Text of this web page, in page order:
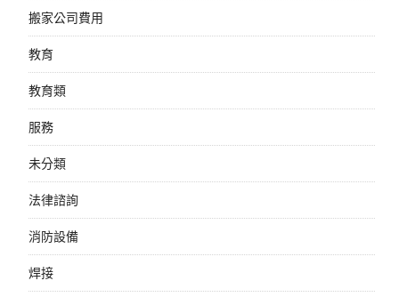
搬家公司費用
教育
教育類
服務
未分類
法律諮詢
消防設備
焊接